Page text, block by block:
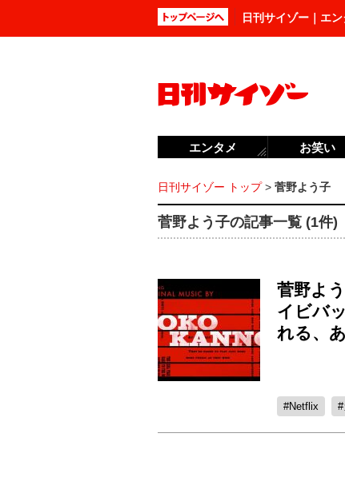
日刊サイゾー｜エ
日刊サイゾー トップ> 菅野よう子
菅野よう子の記事一覧 (1件)
菅野よ
イビバ
れる、
Netflix
エンタメ お笑い